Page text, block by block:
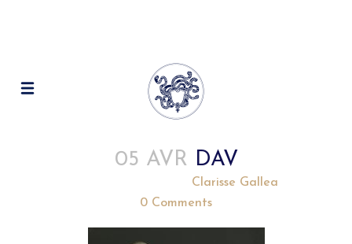
05 AVR DAV
Clarisse Gallea
0 Comments